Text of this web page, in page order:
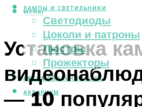
ЛАМПЫ И СВЕТИЛЬНИКИ
Светодиоды
Цоколи и патроны
Люстры
Прожекторы
АВТОМОБИЛЬНЫЙ СВЕТ
АКВАРИУМ
МЕНЮ
Установка
— 10